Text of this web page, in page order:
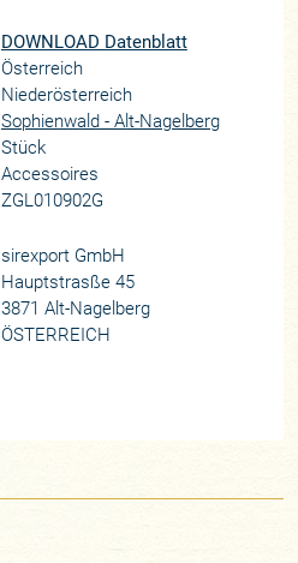
DOWNLOAD Datenblatt
Österreich
Niederösterreich
Sophienwald - Alt-Nagelberg
Stück
Accessoires
ZGL010902G
sirexport GmbH
Hauptstrasße 45
3871 Alt-Nagelberg
ÖSTERREICH